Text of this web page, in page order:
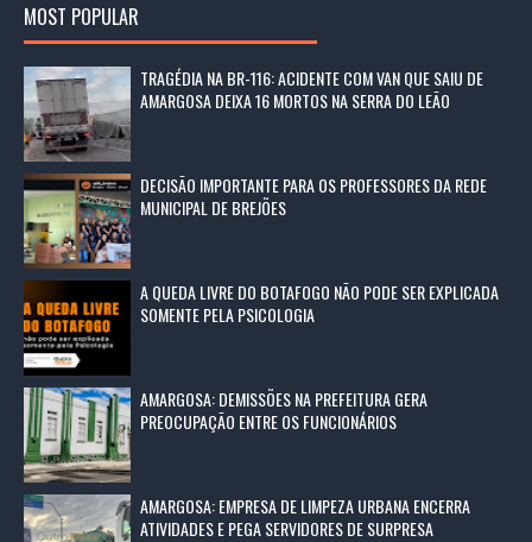
MOST POPULAR
TRAGÉDIA NA BR-116: ACIDENTE COM VAN QUE SAIU DE
AMARGOSA DEIXA 16 MORTOS NA SERRA DO LEÃO
DECISÃO IMPORTANTE PARA OS PROFESSORES DA REDE
MUNICIPAL DE BREJÕES
A QUEDA LIVRE DO BOTAFOGO NÃO PODE SER EXPLICADA
SOMENTE PELA PSICOLOGIA
AMARGOSA: DEMISSÕES NA PREFEITURA GERA
PREOCUPAÇÃO ENTRE OS FUNCIONÁRIOS
AMARGOSA: EMPRESA DE LIMPEZA URBANA ENCERRA
ATIVIDADES E PEGA SERVIDORES DE SURPRESA